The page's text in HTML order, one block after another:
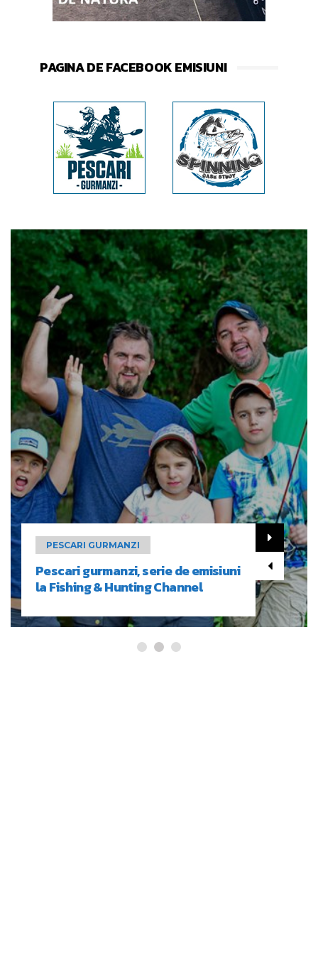
PAGINA DE FACEBOOK EMISIUNI
PESCARI GURMANZI
Pescari gurmanzi, serie de emisiuni
la Fishing & Hunting Channel